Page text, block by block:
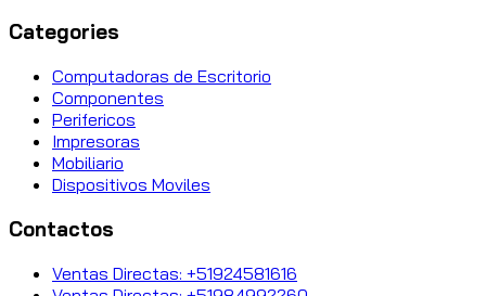
Categories
Computadoras de Escritorio
Componentes
Perifericos
Impresoras
Mobiliario
Dispositivos Moviles
Contactos
Ventas Directas: +51924581616